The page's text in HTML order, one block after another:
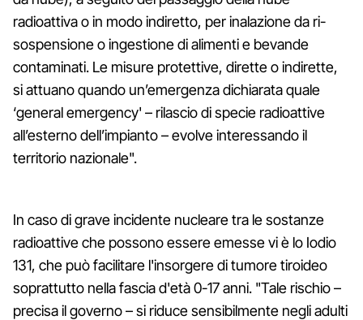
radioattiva o in modo indiretto, per inalazione da ri-
sospensione o ingestione di alimenti e bevande
contaminati. Le misure protettive, dirette o indirette,
si attuano quando un’emergenza dichiarata quale
‘general emergency' – rilascio di specie radioattive
all’esterno dell’impianto – evolve interessando il
territorio nazionale".
In caso di grave incidente nucleare tra le sostanze
radioattive che possono essere emesse vi è lo Iodio
131, che può facilitare l'insorgere di tumore tiroideo
soprattutto nella fascia d'età 0-17 anni. "Tale rischio –
precisa il governo – si riduce sensibilmente negli adulti